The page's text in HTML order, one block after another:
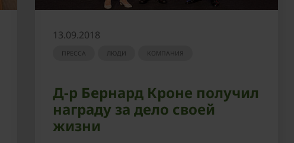
13.09.2018
ПРЕССА ЛЮДИ КОМПАНИЯ
Д-р Бернард Кроне получил
награду за дело своей
жизни